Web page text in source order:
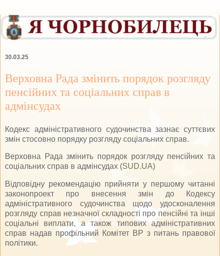
30.03.25
Верховна Рада змінить порядок розгляду
пенсійних та соціальних справ в
адмінсудах
Кодекс адміністративного судочинства зазнає суттєвих
змін стосовно порядку розгляду соціальних справ.
Верховна Рада змінить порядок розгляду пенсійних та
соціальних справ в адмінсудах (SUD.UA)
Відповідну рекомендацію прийняти у першому читанні
законопроект про внесення змін до Кодексу
адміністративного судочинства щодо удосконалення
розгляду справ незначної складності про пенсійні та інші
соціальні виплати, а також типових адміністративних
справ надав профільний Комітет ВР з питань правової
політики.